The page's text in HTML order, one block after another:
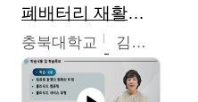
폐배터리 재활용 공학
충북대학교 김영재,최진섭,한성수,한요셉,윤문수,박유세,강동우,박민준,이동주,조채용